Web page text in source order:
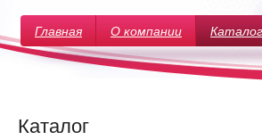
Главная О компании
Каталог